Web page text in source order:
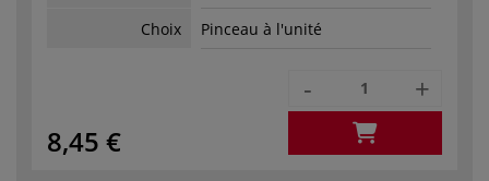
Choix Pinceau à l'unité
8,45 €
- +